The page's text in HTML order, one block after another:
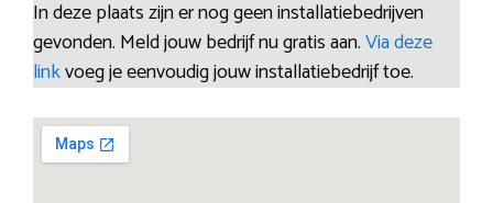
In deze plaats zijn er nog geen installatiebedrijven
gevonden. Meld jouw bedrijf nu gratis aan.Via deze
linkvoeg je eenvoudig jouw installatiebedrijf toe.